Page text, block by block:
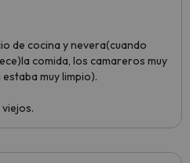
de cocina y nevera(cuando
comida, los camareros muy
muy limpio).